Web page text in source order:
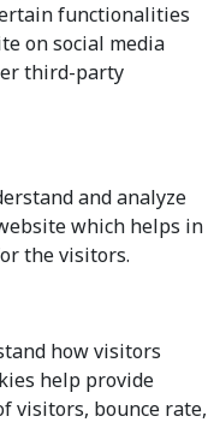
functionalities
on social media
third-party
and analyze
which helps in
the visitors.
how visitors
help provide
visitors, bounce rate,